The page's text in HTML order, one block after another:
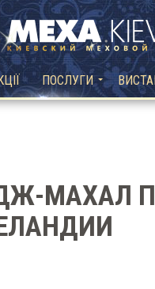
ПОСЛУГИ
МАХАЛ